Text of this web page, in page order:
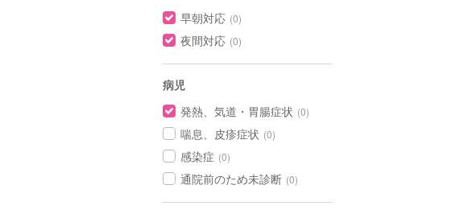
早朝対応 (0)
夜間対応 (0)
病児
発熱、気道・胃腸症状 (0)
喘息、皮疹症状 (0)
感染症 (0)
通院前のため未診断 (0)